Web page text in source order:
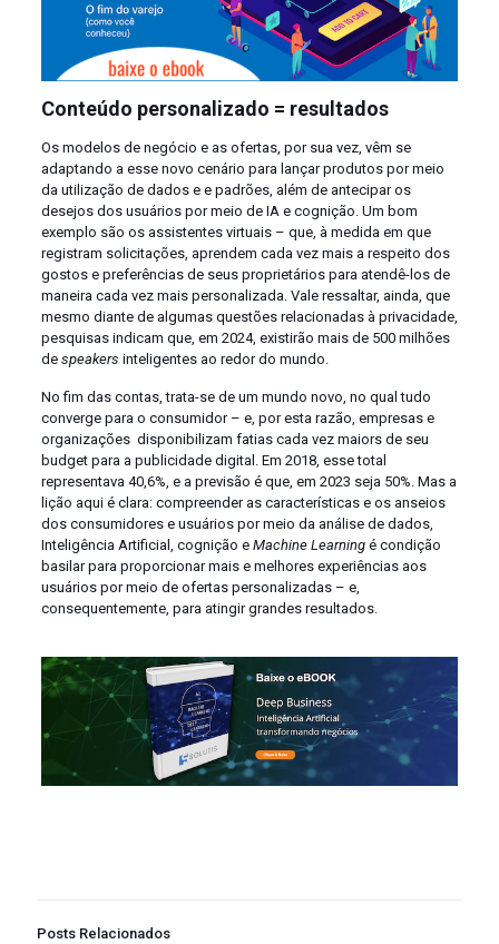
Conteúdo personalizado = resultados
Os modelos de negócio e as ofertas, por sua vez, vêm se
adaptando a esse novo cenário para lançar produtos por meio
da utilização de dados e e padrões, além de antecipar os
desejos dos usuários por meio de IA e cognição. Um bom
exemplo são os assistentes virtuais – que, à medida em que
registram solicitações, aprendem cada vez mais a respeito dos
gostos e preferências de seus proprietários para atendê-los de
maneira cada vez mais personalizada. Vale ressaltar, ainda, que
mesmo diante de algumas questões relacionadas à privacidade,
pesquisas indicam que, em 2024, existirão mais de 500 milhões
de speakers inteligentes ao redor do mundo.
No fim das contas, trata-se de um mundo novo, no qual tudo
converge para o consumidor – e, por esta razão, empresas e
organizações disponibilizam fatias cada vez maiors de seu
budget para a publicidade digital. Em 2018, esse total
representava 40,6%, e a previsão é que, em 2023 seja 50%. Mas a
lição aqui é clara: compreender as características e os anseios
dos consumidores e usuários por meio da análise de dados,
Inteligência Artificial, cognição e Machine Learningé condição
basilar para proporcionar mais e melhores experiências aos
usuários por meio de ofertas personalizadas – e,
consequentemente, para atingir grandes resultados.
Posts Relacionados